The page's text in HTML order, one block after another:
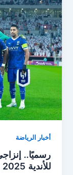
مدريد
في
قمة
مثيرة
بمونديال
الأندية
أخبار الرياضة
رسميًا..
للأندية 2025